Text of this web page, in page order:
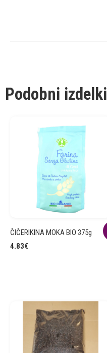
Podobni izdelki
ČIČERIKINA MOKA BIO 375g
4.83€